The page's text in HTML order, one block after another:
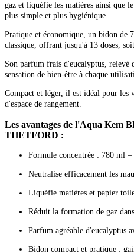
gaz et liquéfie les matières ainsi que
plus simple et plus hygiénique.
Pratique et économique, un bidon de
classique, offrant jusqu'à 13 doses,
Son parfum frais d'eucalyptus, relevé
sensation de bien-être à chaque
Compact et léger, il est idéal pour les
d'espace de rangement.
Les avantages de l'Aqua Kem
THETFORD :
Formule concentrée : 780 ml
Neutralise efficacement les
Liquéfie matières et papier
Réduit la formation de gaz
Parfum agréable d'eucalyptus
Bidon compact et pratique :